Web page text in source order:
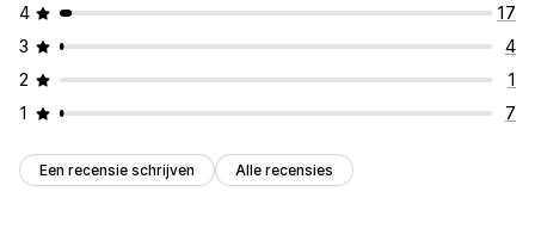
4
17
3
4
2
1
1
7
Een recensie schrijven Alle recensies